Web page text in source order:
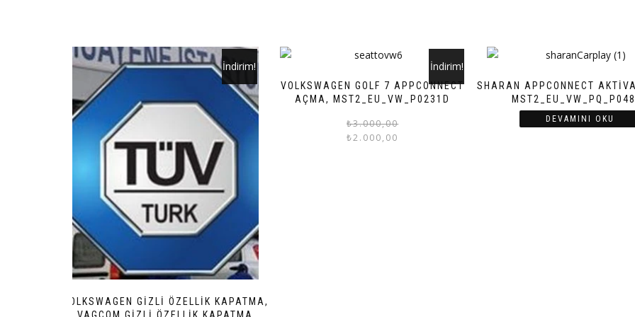
VOLKSWAGEN GIZLI ÖZELLIK KAPATMA,
İndirim!
VOLKSWAGEN GOLF 7 APPCONNECT
AÇMA, MST2_EU_VW_P0231D
İndirim!
₺3.000,00
₺2.000,00
SHARAN APPCONNECT
DEVAMINI OKU